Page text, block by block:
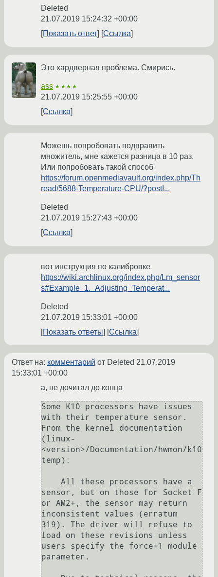
Deleted
21.07.2019 15:24:32 +00:00
Показать ответ
Ссылка
Это хардверная проблема. Смирись.
ass ★★★★
21.07.2019 15:25:55 +00:00
Ссылка
Можешь попробовать подправить
множитель, мне кажется разница в 10 раз.
Или попробовать такой способ
https://forum.openmediavault.org/index.php/Th
read/5688-Temperature-CPU/?postI...
Deleted
21.07.2019 15:27:43 +00:00
Ссылка
вот инструкция по калибровке
https://wiki.archlinux.org/index.php/Lm_sensor
s#Example_1._Adjusting_Temperat...
Deleted
21.07.2019 15:33:01 +00:00
Показать ответы
Ссылка
Ответ на: комментарий от Deleted 21.07.2019
15:33:01 +00:00
а, не дочитал до конца
Some K10 processors have issues
with their temperature sensor.
From the kernel documentation
(linux-
<version>/Documentation/hwmon/k10
temp):
sensor, but on those for Socket F
or AM2+, the sensor may return
inconsistent values (erratum
319). The driver will refuse to
load on these revisions unless
users specify the force=1 module
parameter.